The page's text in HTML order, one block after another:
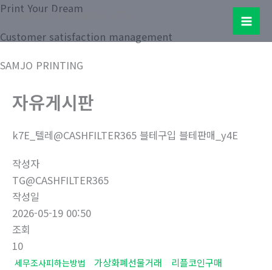
콘
츠
건
Samjo Printing Co. LTD.
Main
Print Your Dream
Customer satisfaction management
SAMJO PRINTING
자유게시판
k7E_텔레@CASHFILTER365 블테구입 블테판매_y4E
작성자
TG@CASHFILTER365
작성일
2026-05-19 00:50
조회
10
세무조사피하는방법 가상화폐선물거래 리플코인구매